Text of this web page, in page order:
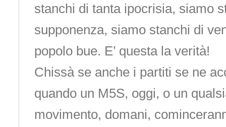
stanchi di tanta ipocrisia, siamo
supponenza, siamo stanchi di
popolo bue. E’ questa la verità!
Chissà se anche i partiti se ne
quando un M5S, oggi, o un
movimento, domani,